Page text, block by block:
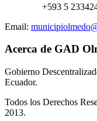
+593 5
Email:
Acerca de GAD
Gobierno
Ecuador.
Todos los Derechos
2013.